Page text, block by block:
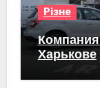
Різне
Харькове